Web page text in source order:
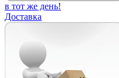
в тот же день!
Доставка